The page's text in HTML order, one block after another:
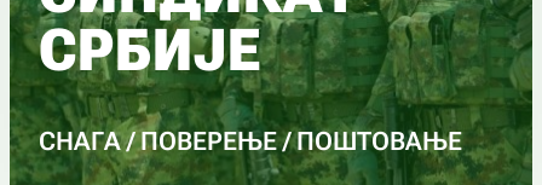
СРБИЈЕ
СНАГА / ПОВЕРЕЊЕ / ПОШТОВАЊЕ